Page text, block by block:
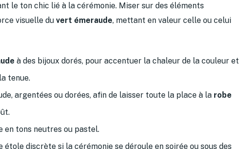
le ton chic lié à la cérémonie. Miser sur des éléments
visuelle du vert émeraude, mettant en valeur celle ou celui
à des bijoux dorés, pour accentuer la chaleur de la couleur et
tenue.
argentées ou dorées, afin de laisser toute la place à la robe
en tons neutres ou pastel.
étole discrète si la cérémonie se déroule en soirée ou sous des